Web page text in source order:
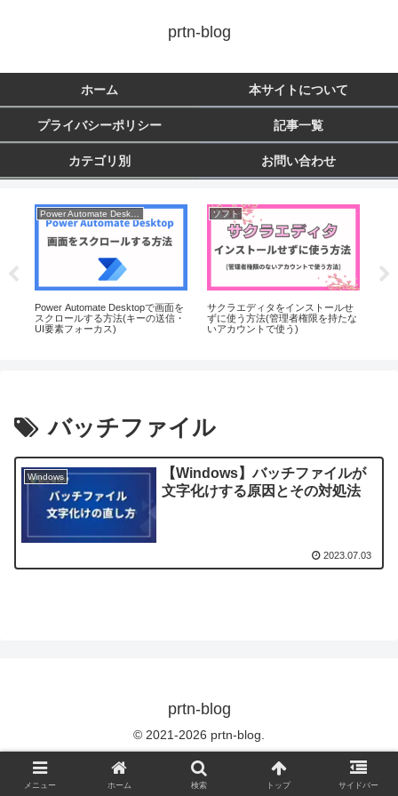
prtn-blog
ホーム 本サイトについて
プライバシーポリシー 記事一覧
カテゴリ別 お問い合わせ
Power Automate Desktopで画面を
スクロールする方法(キーの送信・
UI要素フォーカス)
ソフト
サクラエディタをインストールせ
ずに使う方法(管理者権限を持たな
いアカウントで使う)
バッチファイル
Windows
【Windows】バッチファイルが
文字化けする原因とその対処法
2023.07.03
prtn-blog
© 2021-2026 prtn-blog.
メニュー ホーム 検索 トップ サイドバー